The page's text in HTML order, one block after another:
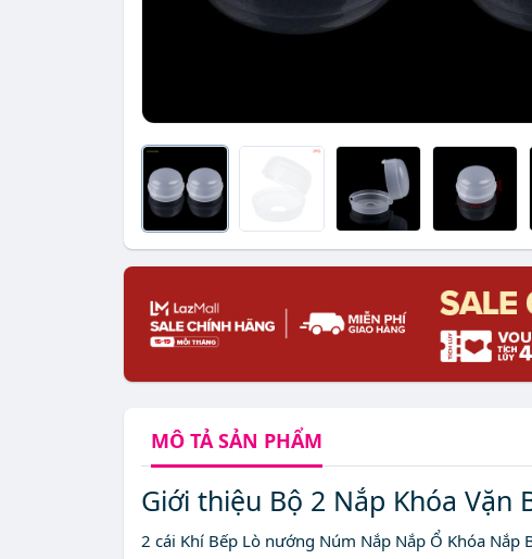
MÔ TẢSẢN PHẨM
Giới thiệu Bộ 2 Nắp Khóa Vặn
2 cái Khí Bếp Lò nướng Núm Nắp Nắp Ổ Khóa Nắp